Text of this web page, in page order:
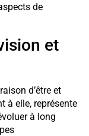
de
et
d’être et
à elle, représente
à long